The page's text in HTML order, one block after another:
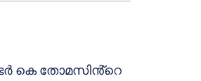
കെ തോമസിൻ്റെ